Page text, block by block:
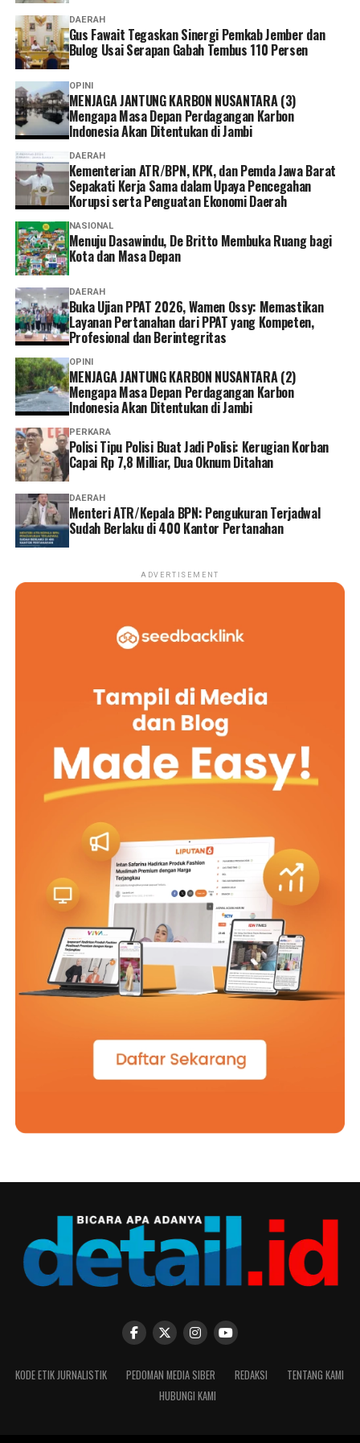
administrasi sesuai kebutuhan dan kondisi masing-
masing.
Ia pun menganggap kepesertaan JKN penting dimiliki
sebagai bentuk perlindungan kesehatan bagi diri sendiri
dan keluarga sekaligus mendukung keberlangsungan
Program JKN.
“Menurut saya, layanan non tatap muka ini sangat
memudahkan karena semua urusan administrasi bisa
diakses cukup melalui handphone. Saya berharap ke
depannya layanannya terus dikembangkan agar semakin
mudah digunakan dan kendala teknis bisa semakin
diminimalkan. Dengan begitu, peserta bisa mengurus
administrasi dengan lebih cepat tanpa harus datang dan
mengantre di kantor,” tuturnya. (*)
DAERAH
Gus Fawait Tegaskan Sinergi Pemkab Jember dan
Bulog Usai Serapan Gabah Tembus 110 Persen
OPINI
MENJAGA JANTUNG KARBON NUSANTARA (3)
Mengapa Masa Depan Perdagangan Karbon
Indonesia Akan Ditentukan di Jambi
DAERAH
Kementerian ATR/BPN, KPK, dan Pemda Jawa Barat
Sepakati Kerja Sama dalam Upaya Pencegahan
Korupsi serta Penguatan Ekonomi Daerah
NASIONAL
Menuju Dasawindu, De Britto Membuka Ruang bagi
Kota dan Masa Depan
DAERAH
Buka Ujian PPAT 2026, Wamen Ossy: Memastikan
Layanan Pertanahan dari PPAT yang Kompeten,
Profesional dan Berintegritas
OPINI
MENJAGA JANTUNG KARBON NUSANTARA (2)
Mengapa Masa Depan Perdagangan Karbon
Indonesia Akan Ditentukan di Jambi
PERKARA
Polisi Tipu Polisi Buat Jadi Polisi: Kerugian Korban
Capai Rp 7,8 Milliar, Dua Oknum Ditahan
DAERAH
Menteri ATR/Kepala BPN: Pengukuran Terjadwal
Sudah Berlaku di 400 Kantor Pertanahan
ADVERTISEMENT
KODE ETIK JURNALISTIK PEDOMAN MEDIA SIBER REDAKSI
TENTANG KAMI
HUBUNGI KAMI